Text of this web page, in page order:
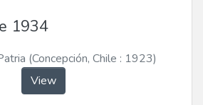
1934
(Concepción, Chile : 1923)
View